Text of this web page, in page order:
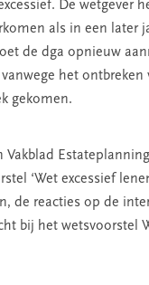
De wetgever
als in een later
de dga opnieuw
het
gekomen.
‘Wet excessief
de reacties op de
bij het wetsvoorstel